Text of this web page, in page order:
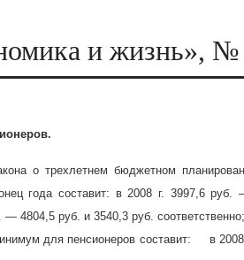
и жизнь», №
о трехлетнем бюджетном
года составит: в2008 г. 3997,6 руб.
— 4804,5 руб. и 3540,3 руб.
для пенсионеров составит:
в